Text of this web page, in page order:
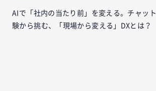
AIで「社内の当たり前」を変える。チャッ
験から挑む、「現場から変える」DXとは？